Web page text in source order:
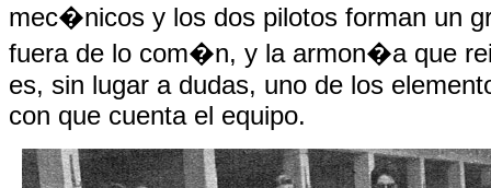
mec�nicos y los dos pilotos forman un
fuera de lo com�n, y la armon�a que
es, sin lugar a dudas, uno de los
con que cuenta el equipo.